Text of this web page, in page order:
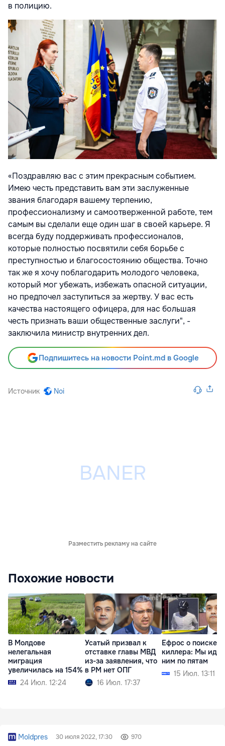
в полицию.
«Поздравляю вас с этим прекрасным событием.
Имею честь представить вам эти заслуженные
звания благодаря вашему терпению,
профессионализму и самоотверженной работе, тем
самым вы сделали еще один шаг в своей карьере. Я
всегда буду поддерживать профессионалов,
которые полностью посвятили себя борьбе с
преступностью и благосостоянию общества. Точно
так же я хочу поблагодарить молодого человека,
который мог убежать, избежать опасной ситуации,
но предпочел заступиться за жертву. У вас есть
качества настоящего офицера, для нас большая
честь признать ваши общественные заслуги", -
заключила министр внутренних дел.
Подпишитесь на новости Point.md в Google
Источник Noi
Разместить рекламу на сайте
Похожие новости
В Молдове
нелегальная
миграция
увеличилась на 154%
24 Июл. 12:24
Усатый призвал к
отставке главы МВД
из-за заявления, что
в РМ нет ОПГ
16 Июл. 17:37
Ефрос о поиске
киллера: Мы
ним по пятам
15 Июл. 13:11
Moldpres 30 июля 2022, 17:30 970